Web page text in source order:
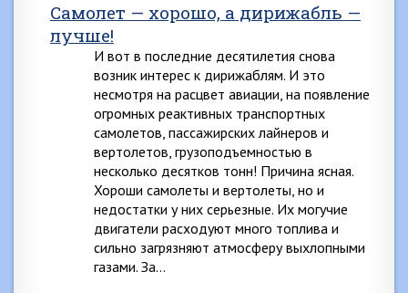
Самолет — хорошо, а дирижабль —
лучше!
И вот в последние десятилетия снова
возник интерес к дирижаблям. И это
несмотря на расцвет авиации, на появление
огромных реактивных транспортных
самолетов, пассажирских лайнеров и
вертолетов, грузоподъемностью в
несколько десятков тонн! Причина ясная.
Хороши самолеты и вертолеты, но и
недостатки у них серьезные. Их могучие
двигатели расходуют много топлива и
сильно загрязняют атмосферу выхлопными
газами. За…